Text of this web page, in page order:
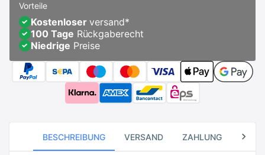
Vorteile
Kostenloserversand*
100 Tage Rückgaberecht
Niedrige Preise
BESCHREIBUNG VERSAND ZAHLUNG